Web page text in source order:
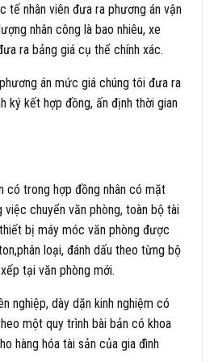
tế nhân viên đưa ra phương án vận
nhân công là bao nhiêu, xe
ra bảng giá cụ thể chính xác.
án mức giá chúng tôi đưa ra
ký kết hợp đồng, ấn định thời gian
có trong hợp đồng nhân có mặt
việc chuyển văn phòng, toàn bộ tài
bị máy móc văn phòng được
loại, đánh dấu theo từng bộ
tại văn phòng mới.
nghiệp, dày dặn kinh nghiệm có
một quy trình bài bản có khoa
hàng hóa tài sản của gia đình